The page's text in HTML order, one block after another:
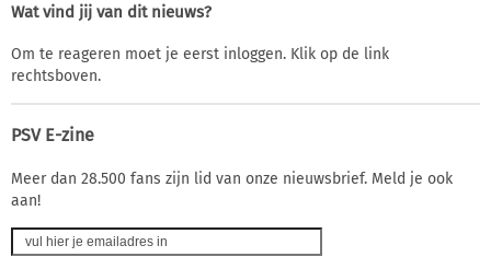
Wat vind jij van dit nieuws?
Om te reageren moet je eerst inloggen. Klik op de link
rechtsboven.
PSV E-zine
Meer dan 28.500 fans zijn lid van onze nieuwsbrief. Meld je ook
aan!